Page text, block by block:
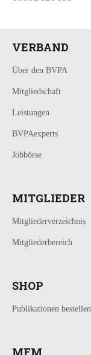
VERBAND
Über den BVPA
Mitgliedschaft
Leistungen
BVPAexperts
Jobbörse
MITGLIEDER
Mitgliederverzeichnis
Mitgliederbereich
SHOP
Publikationen bestellen
MFM